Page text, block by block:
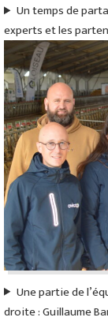
Un temps de
experts et les
Une partie de
droite : Guillaume